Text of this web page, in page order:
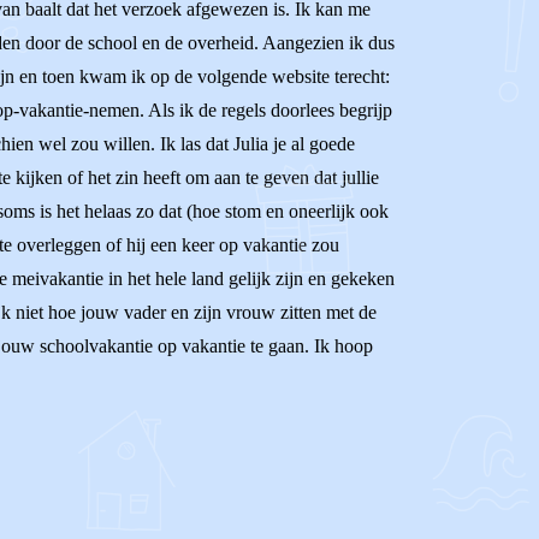
baalt dat het verzoek afgewezen is. Ik kan me
door de school en de overheid. Aangezien ik dus
en toen kwam ik op de volgende website terecht:
vakantie-nemen. Als ik de regels doorlees begrijp
wel zou willen. Ik las dat Julia je al goede
kijken of het zin heeft om aan te geven dat jullie
is het helaas zo dat (hoe stom en oneerlijk ook
overleggen of hij een keer op vakantie zou
meivakantie in het hele land gelijk zijn en gekeken
niet hoe jouw vader en zijn vrouw zitten met de
schoolvakantie op vakantie te gaan. Ik hoop